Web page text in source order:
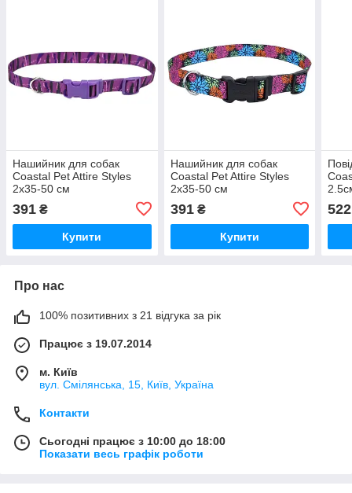
Нашийник для собак
Coastal Pet Attire Styles
2х35-50 см
391 ₴
Купити
Нашийник для собак
Coastal Pet Attire Styles
2х35-50 см
391₴
Купити
522
Про нас
100% позитивних з 21 відгука за рік
Працює з 19.07.2014
м. Київ
вул. Смілянська, 15, Київ, Україна
Контакти
Сьогодні працює з 10:00 до 18:00
Показати весь графік роботи